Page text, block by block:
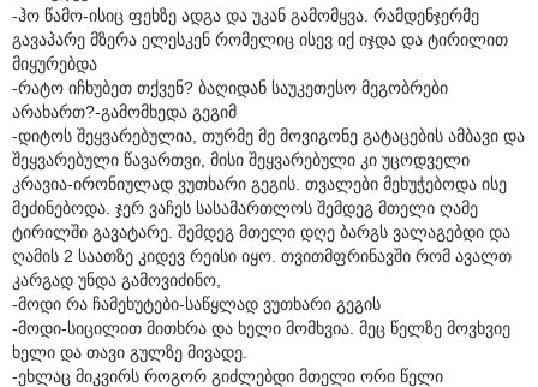
-ჰო წამო-ისიც ფეხზე ადგა და უკან გამომყვა. რამდენჯერმე
გავაპარე მზერა ელესკენ რომელიც ისევ იქ იჯდა და ტირილით
მიყურებდა
-რატო იჩხუბეთ თქვენ? ბაღიდან საუკეთესო მეგობრები
არახართ?-გამომხედა გეგიმ
-დიტოს შეყვარებულია, თურმე მე მოვიგონე გატაცების ამბავი და
შეყვარებული წავართვი, მისი შეყვარებული კი უცოდველი
კრავია-ირონიულად ვუთხარი გეგის. თვალები მეხუჭებოდა ისე
მეძინებოდა. ჯერ ვაჩეს სასამართლოს შემდეგ მთელი ღამე
ტირილში გავატარე. შემდეგ მთელი დღე ბარგს ვალაგებდი და
ღამის 2 საათზე კიდევ რეისი იყო. თვითმფრინავში რომ ავალთ
კარგად უნდა გამოვიძინო,
-მოდი რა ჩამეხუტები-საწყლად ვუთხარი გეგის
-მოდი-სიცილით მითხრა და ხელი მომხვია. მეც წელზე მოვხვიე
ხელი და თავი გულზე მივადე.
-ეხლაც მიკვირს როგორ გიძლებდი მთელი ორი წელი